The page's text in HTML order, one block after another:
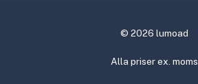
© 2026 lumoad
Alla priser ex. moms